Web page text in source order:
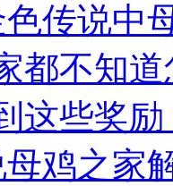
传说中
都不知
这些奖
鸡之家